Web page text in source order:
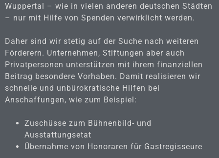
Wuppertal – wie in vielen anderen deutschen Städten
– nur mit Hilfe von Spenden verwirklicht werden.
Daher sind wir stetig auf der Suche nach weiteren
Förderern. Unternehmen, Stiftungen aber auch
Privatpersonen unterstützen mit ihrem finanziellen
Beitrag besondere Vorhaben. Damit realisieren wir
schnelle und unbürokratische Hilfen bei
Anschaffungen, wie zum Beispiel:
Zuschüsse zum Bühnenbild- und
Ausstattungsetat
Übernahme von Honoraren für Gastregisseure